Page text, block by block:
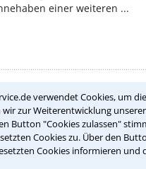
verwendet Cookies, um
zur Weiterentwicklung
Button "Cookies zulassen"
Cookies zu. Über den
Cookies informieren und
einer weiteren ...
Teste